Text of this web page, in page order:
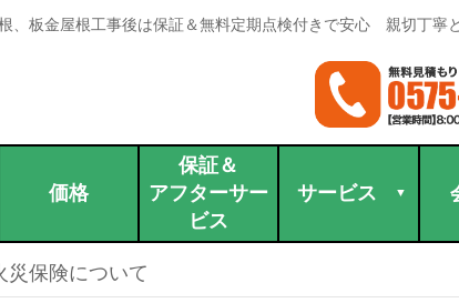
、板金屋根工事後は保証＆無料定期点検付きで安心 親切丁寧
価格
保証＆
アフターサー
ビス
サービス
災保険について